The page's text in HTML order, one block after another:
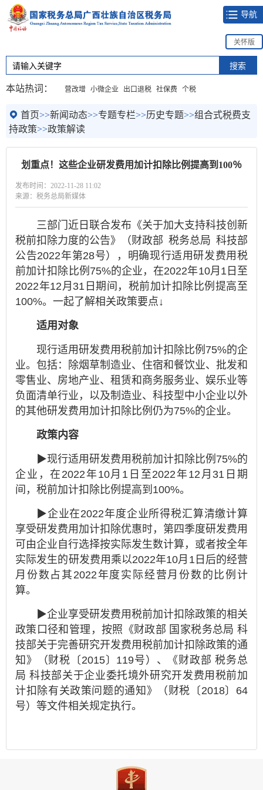
导航
关怀版
本站热词： 营改增 小微企业 出口退税 社保费 个税
首页>>新闻动态>>专题专栏>>历史专题>>组合式税费支
持政策>>政策解读
划重点！这些企业研发费用加计扣除比例提高到100％
发布时间：2022-11-28 11:02
来源：税务总局新媒体
三部门近日联合发布《关于加大支持科技创新
税前扣除力度的公告》（财政部 税务总局 科技部
公告2022年第28号），明确现行适用研发费用税
前加计扣除比例75%的企业，在2022年10月1日至
2022年12月31日期间，税前加计扣除比例提高至
100%。一起了解相关政策要点↓
适用对象
现行适用研发费用税前加计扣除比例75%的企
业。包括：除烟草制造业、住宿和餐饮业、批发和
零售业、房地产业、租赁和商务服务业、娱乐业等
负面清单行业，以及制造业、科技型中小企业以外
的其他研发费用加计扣除比例仍为75%的企业。
政策内容
▶现行适用研发费用税前加计扣除比例75%的
企业，在2022年10月1日至2022年12月31日期
间，税前加计扣除比例提高到100%。
▶企业在2022年度企业所得税汇算清缴计算
享受研发费用加计扣除优惠时，第四季度研发费用
可由企业自行选择按实际发生数计算，或者按全年
实际发生的研发费用乘以2022年10月1日后的经营
月份数占其2022年度实际经营月份数的比例计
算。
▶企业享受研发费用税前加计扣除政策的相关
政策口径和管理，按照《财政部 国家税务总局 科
技部关于完善研究开发费用税前加计扣除政策的通
知》（财税〔2015〕119号）、《财政部 税务总
局 科技部关于企业委托境外研究开发费用税前加
计扣除有关政策问题的通知》（财税〔2018〕64
号）等文件相关规定执行。